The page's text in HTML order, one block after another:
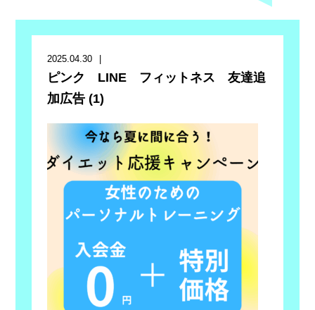
2025.04.30
ピンク LINE フィットネス 友達追
加広告 (1)